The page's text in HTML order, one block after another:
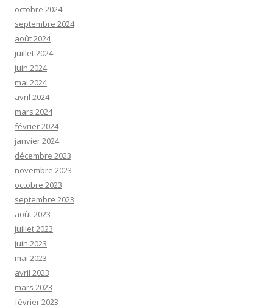
octobre 2024
septembre 2024
août 2024
juillet 2024
juin 2024
mai 2024
avril 2024
mars 2024
février 2024
janvier 2024
décembre 2023
novembre 2023
octobre 2023
septembre 2023
août 2023
juillet 2023
juin 2023
mai 2023
avril 2023
mars 2023
février 2023